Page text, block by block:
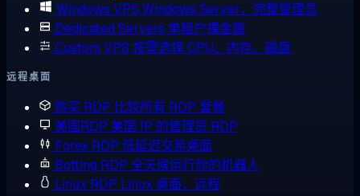
Windows VPS Windows Server，完整管理员
Dedicated Servers 单租户裸金属
Custom VPS 按需选择 CPU、内存、磁盘
远程桌面
购买 RDP 比较所有 RDP 套餐
美国RDP 美国 IP 的管理员 RDP
Forex RDP 低延迟交易桌面
Botting RDP 全天候运行你的机器人
Linux RDP Linux 桌面，远程